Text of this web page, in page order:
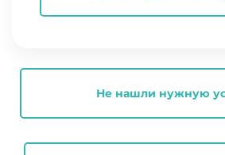
Не нашли нужную